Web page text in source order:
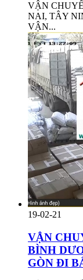
VẬN
NAI, TÂY
VẬN...
19-02-21
VẬN
BÌNH
GÒN ĐI